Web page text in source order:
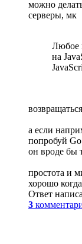
можно
серверы, мк
Любое
на
а если
попробуй Go
он вроде бы
простота и
хорошо
Ответ
3